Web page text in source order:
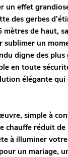
un effet
des gerbes
mètres de haut,
sublimer un
digne des plus
en toute
élégante qui
simple à
chauffe réduit
à illuminer
un mariage,